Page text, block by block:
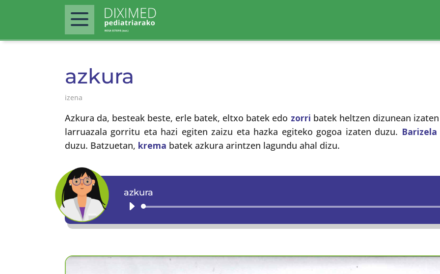
azkura
izena
Azkura da, besteak beste, erle batek, eltxo batek edo zorri batek heltzen dizunean
larruazala gorritu eta hazi egiten zaizu eta hazka egiteko gogoa izaten duzu. Barizela
duzu. Batzuetan, krema batek azkura arintzen lagundu ahal dizu.
azkura
Audio